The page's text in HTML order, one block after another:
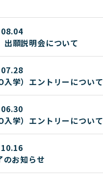
出願説明会について
入学）エントリーについて
入学）エントリーについて
のお知らせ